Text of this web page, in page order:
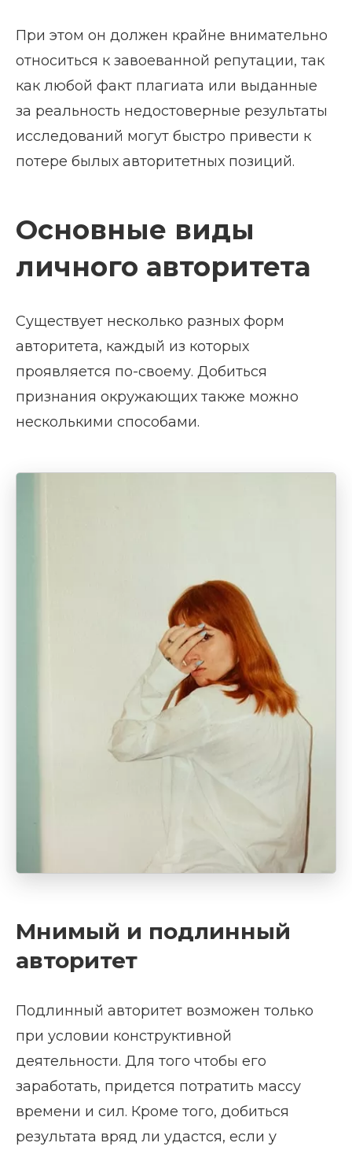
При этом он должен крайне внимательно
относиться к завоеванной репутации, так
как любой факт плагиата или выданные
за реальность недостоверные результаты
исследований могут быстро привести к
потере былых авторитетных позиций.
Основные виды
личного авторитета
Существует несколько разных форм
авторитета, каждый из которых
проявляется по-своему. Добиться
признания окружающих также можно
несколькими способами.
Мнимый и подлинный
авторитет
Подлинный авторитет возможен только
при условии конструктивной
деятельности. Для того чтобы его
заработать, придется потратить массу
времени и сил. Кроме того, добиться
результата вряд ли удастся, если у